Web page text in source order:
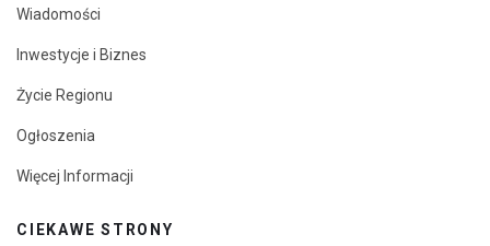
Wiadomości
Inwestycje i Biznes
Życie Regionu
Ogłoszenia
Więcej Informacji
CIEKAWE STRONY